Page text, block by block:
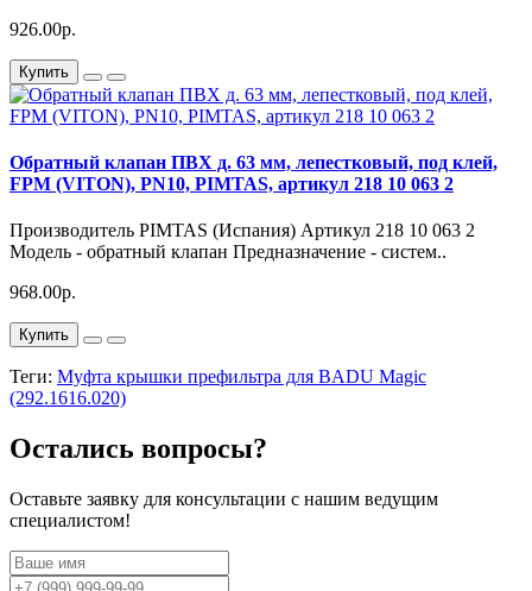
926.00р.
Купить
Обратный клапан ПВХ д. 63 мм, лепестковый, под клей,
FPM (VITON), PN10, PIMTAS, артикул 218 10 063 2
Производитель PIMTAS (Испания) Артикул 218 10 063 2
Модель - обратный клапан Предназначение - систем..
968.00р.
Купить
Теги: Муфта крышки префильтра для BADU Magic
(292.1616.020)
Остались вопросы?
Оставьте заявку для консультации с нашим ведущим
специалистом!